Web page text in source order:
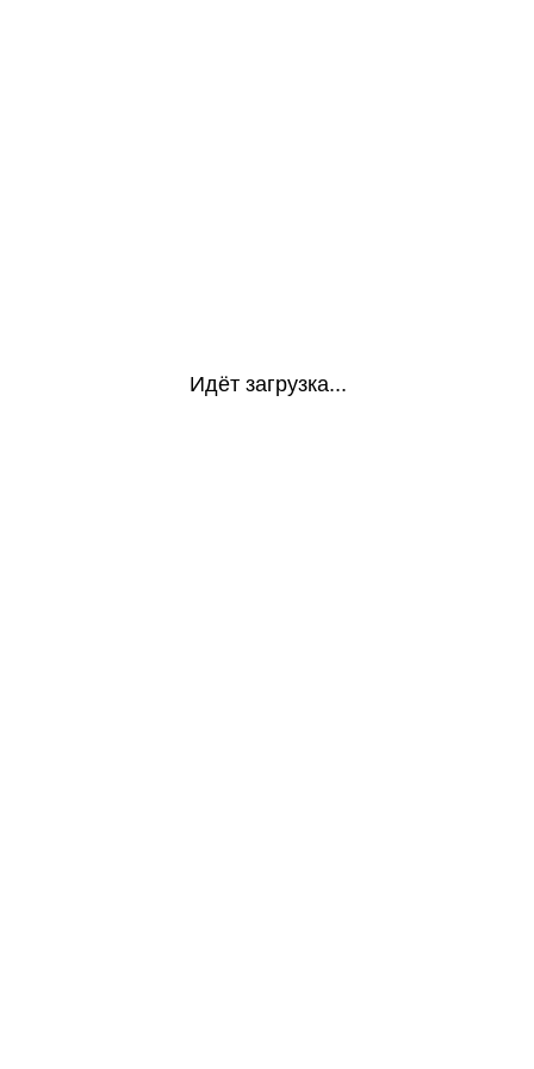
Идёт загрузка...